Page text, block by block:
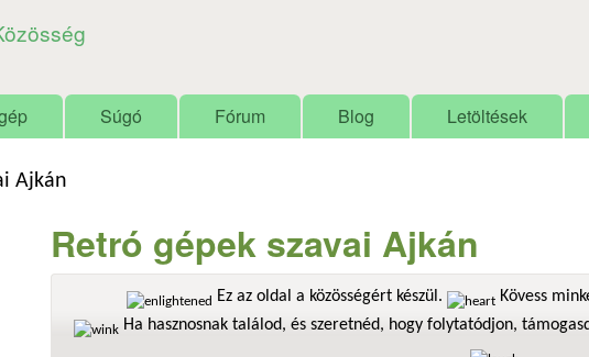
Súgó Fórum Blog Letöltések
Ajkán
Retró gépek szavai Ajkán
Ez az oldal a közösségért készül.
Kövess
Ha hasznosnak találod, és szeretnéd, hogy folytatódjon,